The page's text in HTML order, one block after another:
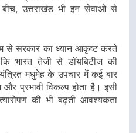
उत्तराखंड भी इन सेवाओं से
से सरकार का ध्यान आकृष्ट करते
भारत तेजी से डॉयबिटीज की
मधुमेह के उपचार में कई बार
और प्रभावी विकल्प होता है। इसी
की भी बढ़ती आवश्यकता